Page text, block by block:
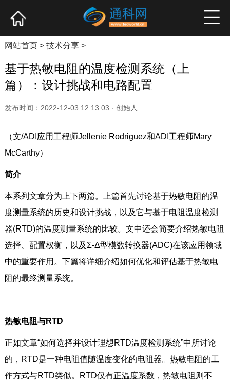
产业资讯 企业新品 高端访谈
网站首页> 技术分享>
基于热敏电阻的温度检测系统（上
篇）：设计挑战和电路配置
发布时间：2022-12-03 12:13:03 · 创始人
（文/ADI应用工程师Jellenie Rodriguez和ADI工程师Mary
McCarthy）
简介
本系列文章分为上下两篇。上篇首先讨论基于热敏电阻的温
度测量系统的历史和设计挑战，以及它与基于电阻温度检测
器(RTD)的温度测量系统的比较。文中还会简要介绍热敏电阻
选择、配置权衡，以及Σ-Δ型模数转换器(ADC)在该应用领域
中的重要作用。下篇将详细介绍如何优化和评估基于热敏电
阻的最终测量系统。
热敏电阻与RTD
正如文章“如何选择并设计理想RTD温度检测系统”中所讨论
的，RTD是一种电阻值随温度变化的电阻器。热敏电阻的工
作方式与RTD类似。RTD仅有正温度系数，热敏电阻则不